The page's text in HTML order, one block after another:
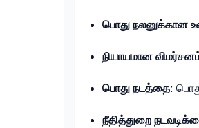
பொது நலனுக்கான
நியாயமான
பொது நடத்தை:
நீதித்துறை